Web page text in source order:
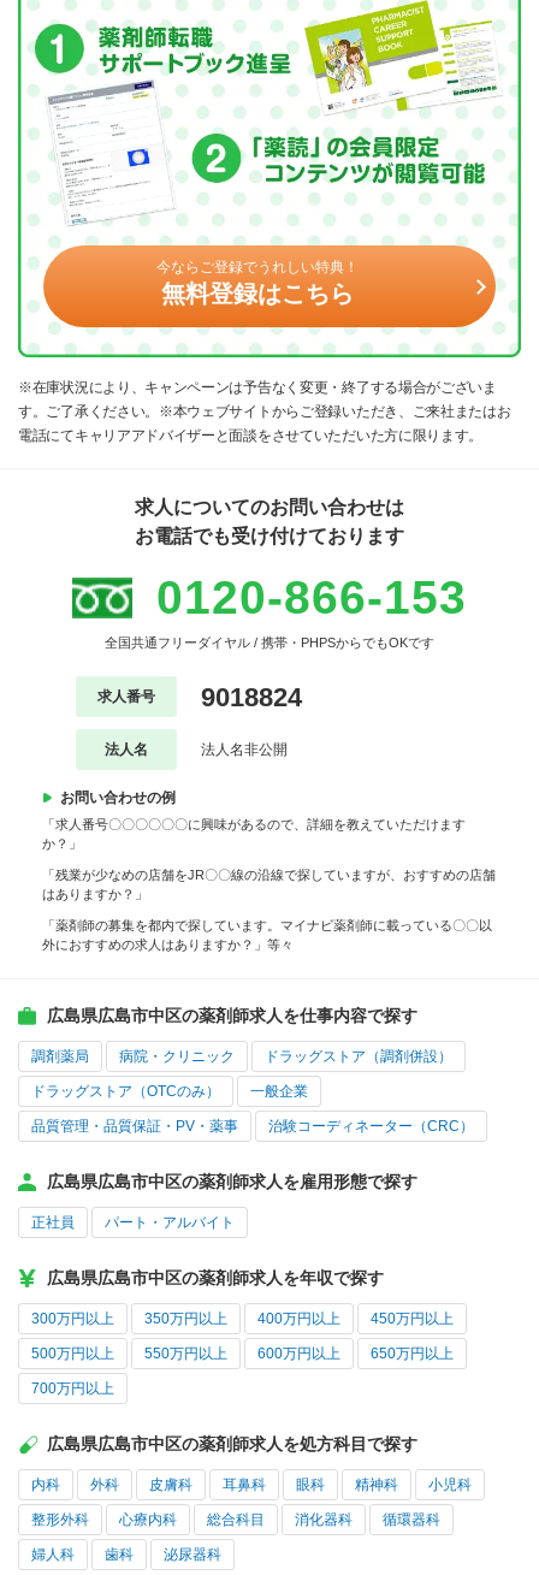
今ならご登録でうれしい特典！
無料登録はこちら
※在庫状況により、キャンペーンは予告なく変更・終了する場合がございま
す。ご了承ください。※本ウェブサイトからご登録いただき、ご来社またはお
電話にてキャリアアドバイザーと面談をさせていただいた方に限ります。
求人についてのお問い合わせは
お電話でも受け付けております
0120-866-153
全国共通フリーダイヤル / 携帯・PHPSからでもOKです
求人番号 9018824
法人名 法人名非公開
お問い合わせの例
「求人番号〇〇〇〇〇〇に興味があるので、詳細を教えていただけます
か？」
「残業が少なめの店舗をJR〇〇線の沿線で探していますが、おすすめの店舗
はありますか？」
「薬剤師の募集を都内で探しています。マイナビ薬剤師に載っている〇〇以
外におすすめの求人はありますか？」等々
広島県広島市中区の薬剤師求人を仕事内容で探す
調剤薬局 病院・クリニック ドラッグストア（調剤併設）
ドラッグストア（OTCのみ） 一般企業
品質管理・品質保証・PV・薬事 治験コーディネーター（CRC）
広島県広島市中区の薬剤師求人を雇用形態で探す
正社員 パート・アルバイト
広島県広島市中区の薬剤師求人を年収で探す
300万円以上 350万円以上 400万円以上 450万円以上
500万円以上 550万円以上 600万円以上 650万円以上
700万円以上
広島県広島市中区の薬剤師求人を処方科目で探す
内科 外科 皮膚科 耳鼻科 眼科 精神科 小児科
整形外科 心療内科 総合科目 消化器科 循環器科
婦人科 歯科 泌尿器科